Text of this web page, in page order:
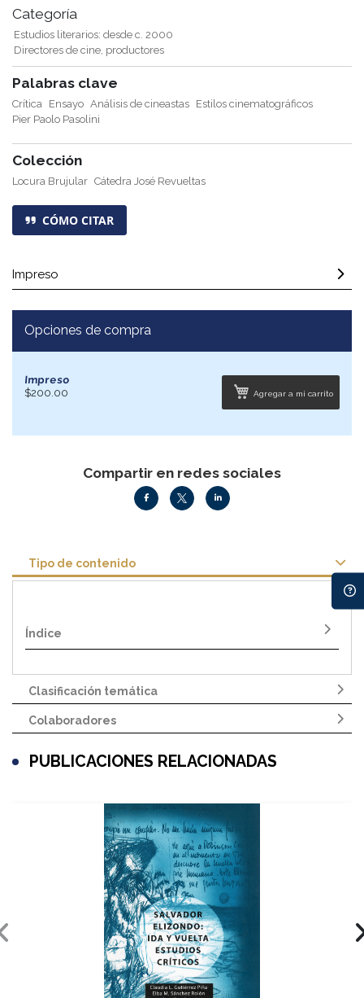
Categoría
Estudios literarios: desde c. 2000
Directores de cine, productores
Palabras clave
Crítica Ensayo Análisis de cineastas Estilos cinematográficos
Pier Paolo Pasolini
Colección
Locura Brujular Cátedra José Revueltas
CÓMO CITAR
Impreso
Opciones de compra
Impreso
$200.00
Agregar a mi carrito
Compartir en redes sociales
Tipo de contenido
Índice
Clasificación temática
Colaboradores
PUBLICACIONES RELACIONADAS